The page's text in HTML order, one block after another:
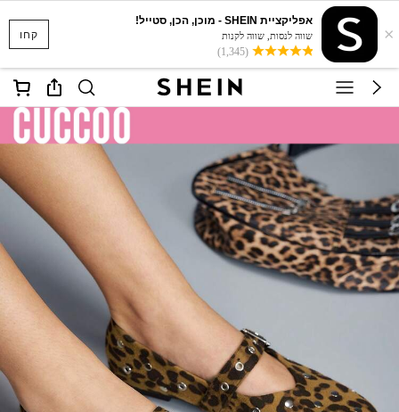
קחו ×
אפליקציית SHEIN - מוכן, הכן, סטייל!
שווה לנסות, שווה לקנות
(1,345)